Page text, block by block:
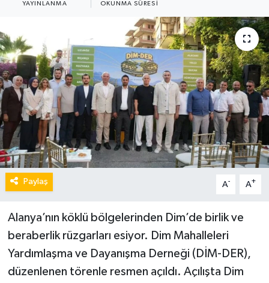
YAYINLANMA OKUNMA SÜRESI
Paylaş A- A+
Alanya’nın köklü bölgelerinden Dim’de birlik ve
beraberlik rüzgarları esiyor. Dim Mahalleleri
Yardımlaşma ve Dayanışma Derneği (DİM-DER),
düzenlenen törenle resmen açıldı. Açılışta Dim